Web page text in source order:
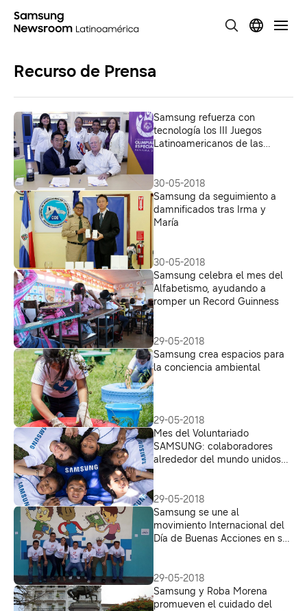
Recurso de Prensa
Samsung refuerza con
tecnología los III Juegos
Latinoamericanos de las
30-05-2018
Samsung da seguimiento a
damnificados tras Irma y
María
30-05-2018
Samsung celebra el mes del
Alfabetismo, ayudando a
romper un Record Guinness
29-05-2018
Samsung crea espacios para
la conciencia ambiental
29-05-2018
Mes del Voluntariado
SAMSUNG: colaboradores
alrededor del mundo unidos
29-05-2018
Samsung se une al
movimiento Internacional del
Día de Buenas Acciones en su
29-05-2018
Samsung y Roba Morena
promueven el cuidado del